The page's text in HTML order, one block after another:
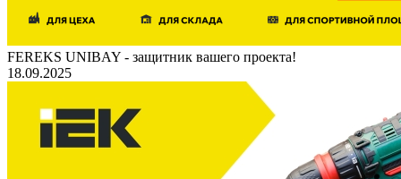
FEREKS UNIBAY - защитник вашего проекта!
18.09.2025